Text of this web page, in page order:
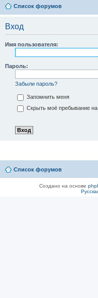
Список форумов
Вход
Имя пользователя:
Пароль:
Забыли пароль?
Запомнить меня
Скрыть моё пребывание
Список форумов
Создано на основе